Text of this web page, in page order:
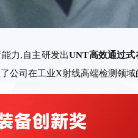
力,自主研发出UNT高效通过式
公司在工业X射线高端检测领域